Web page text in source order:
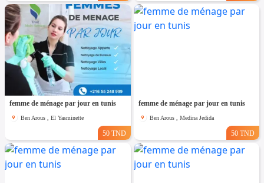
femme de ménage par jour en tunis
Ben Arous , El Yasminette
50 TND
femme de ménage par jour en tunis
Ben Arous , Medina Jedida
50 TND